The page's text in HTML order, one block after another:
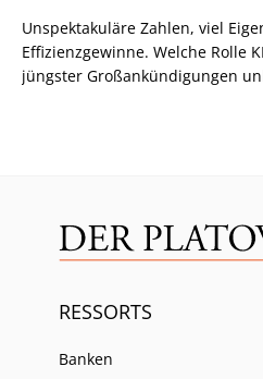
Unspektakuläre Zahlen, viel
Effizienzgewinne. Welche Rolle
jüngster Großankündigungen
RESSORTS
Banken